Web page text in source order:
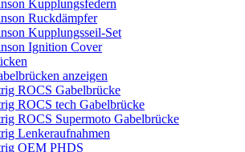
Kupplungsfedern
Ruckdämpfer
Kupplungsseil-Set
Ignition Cover
anzeigen
ROCS Gabelbrücke
ROCS tech Gabelbrücke
ROCS Supermoto Gabelbrücke
Lenkeraufnahmen
OEM PHDS